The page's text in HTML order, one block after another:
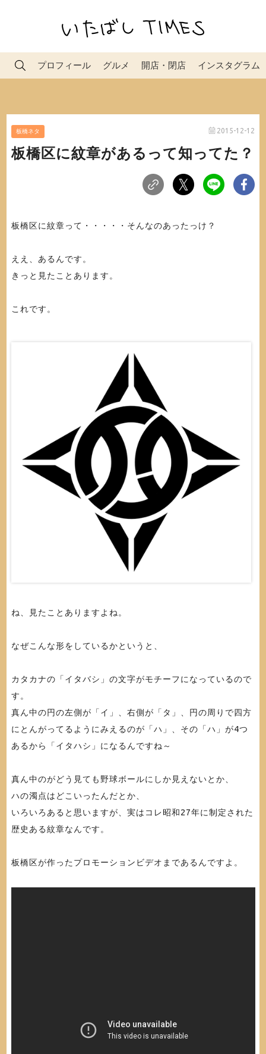
プロフィール グルメ 開店・閉店 インスタグラム
板橋ネタ 2015-12-12
板橋区に紋章があるって知ってた？
板橋区に紋章って・・・・・そんなのあったっけ？
ええ、あるんです。
きっと見たことあります。
これです。
ね、見たことありますよね。
なぜこんな形をしているかというと、
カタカナの「イタバシ」の文字がモチーフになっているので
す。
真ん中の円の左側が「イ」、右側が「タ」、円の周りで四方
にとんがってるようにみえるのが「ハ」、その「ハ」が4つ
あるから「イタハシ」になるんですね～
真ん中のがどう見ても野球ボールにしか見えないとか、
ハの濁点はどこいったんだとか、
いろいろあると思いますが、実はコレ昭和27年に制定された
歴史ある紋章なんです。
板橋区が作ったプロモーションビデオまであるんですよ。